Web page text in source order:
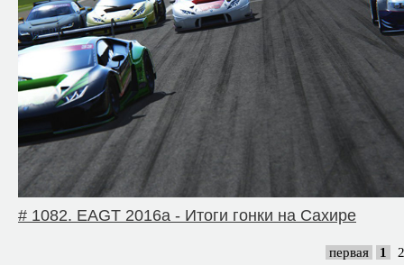
# 1082. EAGT 2016a - Итоги гонки на Сахире
первая 1